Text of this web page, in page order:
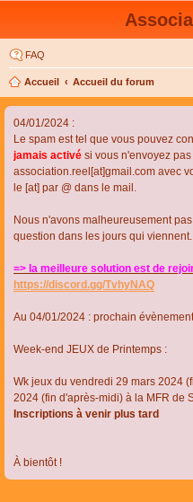
FAQ
Accueil Accueil du forum
04/01/2024 :
Le spam est tel que vous pouvez
jamais activé si vous n'envoyez
association.reel[at]gmail.com avec
le [at] par @ dans le mail.
Nous n'avons malheureusement
question dans les jours qui viennent.
=> la meilleure solution est de
https://discord.gg/TvhyNAQ
Au 04/01/2024 : prochain
Week-end JEUX de Printemps :
Wk jeux du vendredi 29 mars 2024
2024 (fin d'après-midi) à la MFR de
Inscriptions à venir plus tard
À bientôt !